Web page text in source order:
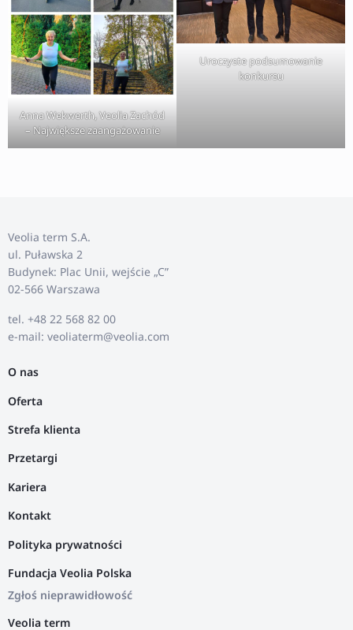
Anna Wekwerth, Veolia Zachód
– Największe zaangażowanie
Uroczyste podsumowanie
konkursu
Veolia term S.A.
ul. Puławska 2
Budynek: Plac Unii, wejście „C”
02-566 Warszawa
tel. +48 22 568 82 00
e-mail: veoliaterm@veolia.com
O nas
Oferta
Strefa klienta
Przetargi
Kariera
Kontakt
Polityka prywatności
Fundacja Veolia Polska
Zgłoś nieprawidłowość
Veolia term